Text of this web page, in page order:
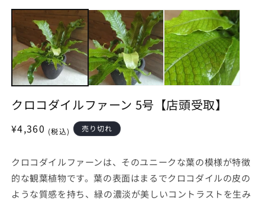
ー
ル
で
メ
デ
ィ
ア
を
く
クロコダイルファーン 5号【店頭受取】
通
価
格
¥4,360 (税込) 売り切れ
クロコダイルファーンは、そのユニークな葉の模様が特徴
的な観葉植物です。葉の表面はまるでクロコダイルの皮の
ような質感を持ち、緑の濃淡が美しいコントラストを生み